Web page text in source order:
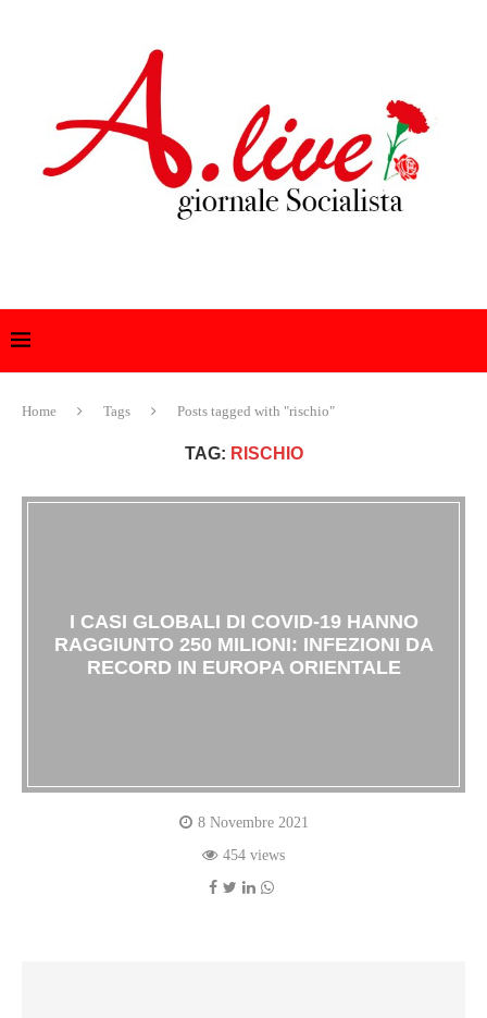
Home Tags Posts tagged with "rischio"
TAG: RISCHIO
I CASI GLOBALI DI COVID-19 HANNO
RAGGIUNTO 250 MILIONI: INFEZIONI DA
RECORD IN EUROPA ORIENTALE
8 Novembre 2021
454 views